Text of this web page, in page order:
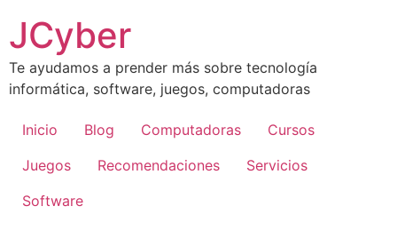
JCyber
Te ayudamos a prender más sobre tecnología
informática, software, juegos, computadoras
Inicio Blog Computadoras
Cursos
Juegos
Recomendaciones
Servicios
Software